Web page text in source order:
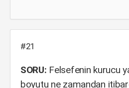
#21
SORU: Felsefenin kurucu
boyutu ne zamandan